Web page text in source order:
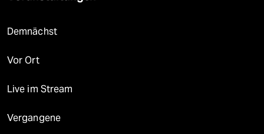
Demnächst
Vor Ort
Live im Stream
Vergangene